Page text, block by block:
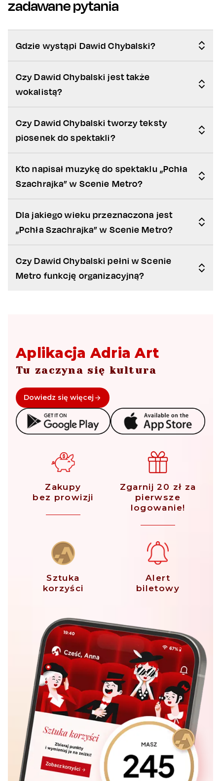
zadawane pytania
Gdzie wystąpi Dawid Chybalski?
Czy Dawid Chybalski jest także
wokalistą?
Czy Dawid Chybalski tworzy teksty
piosenek do spektakli?
Kto napisał muzykę do spektaklu „Pchła
Szachrajka” w Scenie Metro?
Dla jakiego wieku przeznaczona jest
„Pchła Szachrajka” w Scenie Metro?
Czy Dawid Chybalski pełni w Scenie
Metro funkcję organizacyjną?
Aplikacja Adria Art
Tu zaczyna się kultura
Dowiedz się więcej
Zakupy
bez prowizji
Zgarnij 20 zł za
pierwsze
logowanie!
Sztuka
korzyści
Alert
biletowy